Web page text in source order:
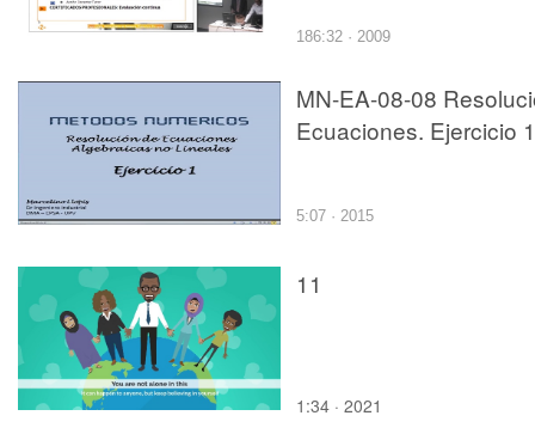
186:32 · 2009
MN-EA-08-08
Ecuaciones. Ejercicio 1
5:07 · 2015
11
1:34 · 2021